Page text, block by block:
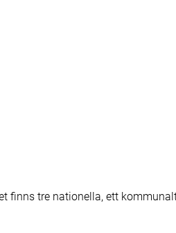
finns tre nationella, ett